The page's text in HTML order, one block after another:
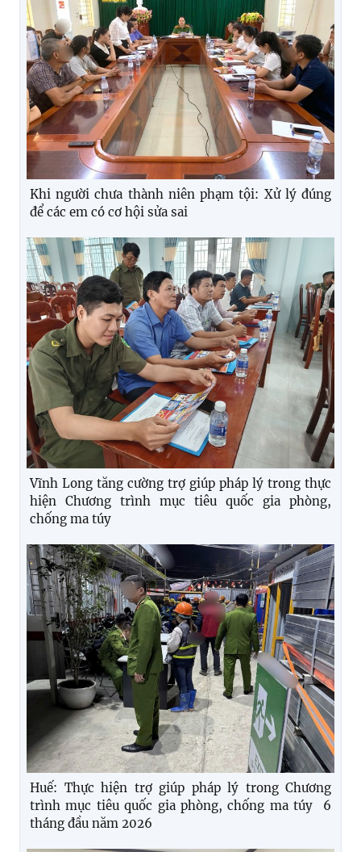
Khi người chưa thành niên phạm tội: Xử lý đúng
để các em có cơ hội sửa sai
Vĩnh Long tăng cường trợ giúp pháp lý trong thực
hiện Chương trình mục tiêu quốc gia phòng,
chống ma túy
Huế: Thực hiện trợ giúp pháp lý trong Chương
trình mục tiêu quốc gia phòng, chống ma túy 6
tháng đầu năm 2026